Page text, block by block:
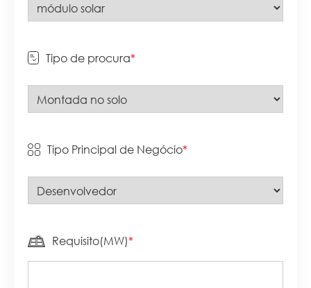
Tipo de procura*
Tipo Principal de Negócio*
Requisito(MW)*